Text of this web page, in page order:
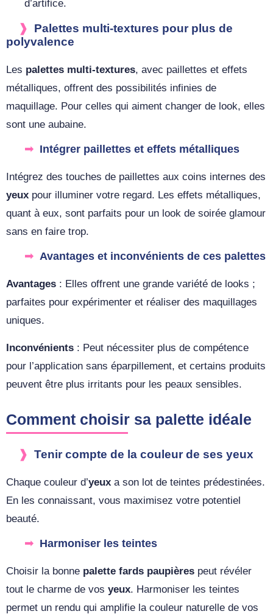
d’artifice.
Palettes multi-textures pour plus de
polyvalence
Les palettes multi-textures, avec paillettes et effets
métalliques, offrent des possibilités infinies de
maquillage. Pour celles qui aiment changer de look, elles
sont une aubaine.
Intégrer paillettes et effets métalliques
Intégrez des touches de paillettes aux coins internes des
yeux pour illuminer votre regard. Les effets métalliques,
quant à eux, sont parfaits pour un look de soirée glamour
sans en faire trop.
Avantages et inconvénients de ces palettes
Avantages : Elles offrent une grande variété de looks ;
parfaites pour expérimenter et réaliser des maquillages
uniques.
Inconvénients : Peut nécessiter plus de compétence
pour l’application sans éparpillement, et certains produits
peuvent être plus irritants pour les peaux sensibles.
Comment choisir sa palette idéale
Tenir compte de la couleur de ses yeux
Chaque couleur d’yeux a son lot de teintes prédestinées.
En les connaissant, vous maximisez votre potentiel
beauté.
Harmoniser les teintes
Choisir la bonne palette fards paupières peut révéler
tout le charme de vos yeux. Harmoniser les teintes
permet un rendu qui amplifie la couleur naturelle de vos